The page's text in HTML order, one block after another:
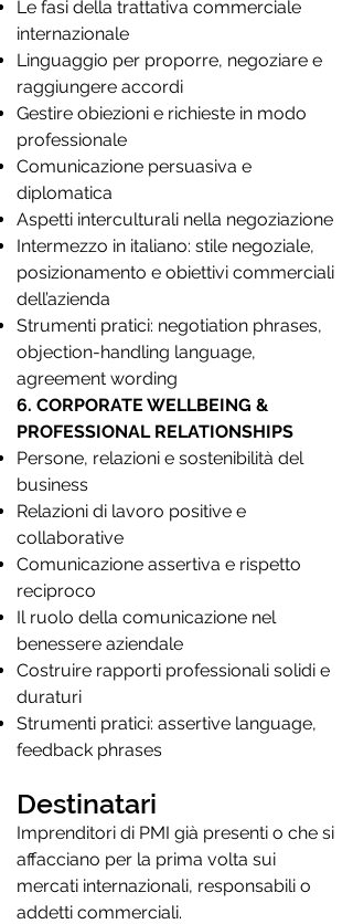
Le fasi della trattativa commerciale
internazionale
Linguaggio per proporre, negoziare e
raggiungere accordi
Gestire obiezioni e richieste in modo
professionale
Comunicazione persuasiva e
diplomatica
Aspetti interculturali nella negoziazione
Intermezzo in italiano: stile negoziale,
posizionamento e obiettivi commerciali
dell’azienda
Strumenti pratici: negotiation phrases,
objection-handling language,
agreement wording
6. CORPORATE WELLBEING &
PROFESSIONAL RELATIONSHIPS
Persone, relazioni e sostenibilità del
business
Relazioni di lavoro positive e
collaborative
Comunicazione assertiva e rispetto
reciproco
Il ruolo della comunicazione nel
benessere aziendale
Costruire rapporti professionali solidi e
duraturi
Strumenti pratici: assertive language,
feedback phrases
Destinatari
Imprenditori di PMI già presenti o che si
affacciano per la prima volta sui
mercati internazionali, responsabili o
addetti commerciali.